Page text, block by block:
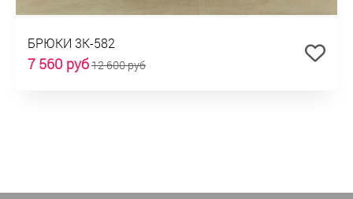
БРЮКИ 3К-582
7 560 руб12 600 руб